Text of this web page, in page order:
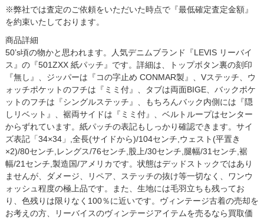
※弊社では査定のご依頼をいただいた時点で『最低確定査定金額』
を約束いたしております。
商品詳細
50’s頃の物かと思われます。人気デニムブランド『LEVIS リーバイ
ス』の『501ZXX 紙パッチ』です。詳細は、トップボタン裏の刻印
『無し』、ジッパーは『コの字止め CONMAR製』、Vステッチ、ウ
ォッチポケットのフチは『ミミ付』、タブは両面BIGE、バックポケ
ットのフチは『シングルステッチ』、もちろんバック内側には『隠
しリベット』、裾両サイドは『ミミ付』、ベルトループはセンター
からずれています。紙パッチの表記もしっかり確認できます。サイ
ズ表記「34×34」,全長(サイドから)/104センチ,ウェスト(平置き
×2)/80センチ,レングス/76センチ,股上/30センチ,腿幅/31センチ,裾
幅/21センチ,製造国/アメリカです。状態はデッドストックではあり
ませんが、ダメージ、リペア、ステッチの抜け等一切なく、ワンウ
ォッシュ程度の極上品です。また、生地には毛羽立ちも残ってお
り、色残りは限りなく100％に近いです。ヴィンテージ古着の売却を
お考えの方、リーバイスのヴィンテージアイテムを売るなら買取価